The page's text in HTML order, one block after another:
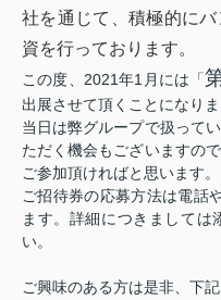
社を通じて、積極的に
資を行っております。
この度、2021年1月には「
出展させて頂くことになりま
当日は弊グループで扱って
ただく機会もございますの
ご参加頂ければと思います。
ご招待券の応募方法は電話
ます。詳細につきましては
い。
ご興味のある方は是非、下